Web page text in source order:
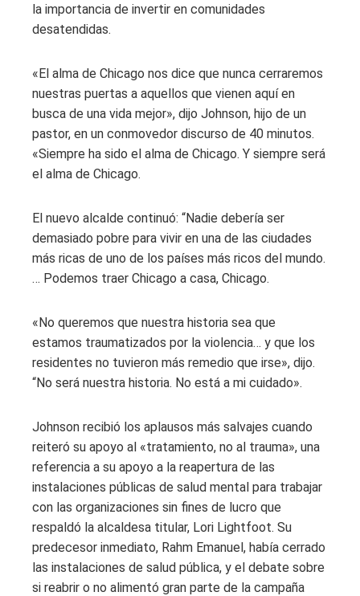
la importancia de invertir en comunidades
desatendidas.
«El alma de Chicago nos dice que nunca cerraremos
nuestras puertas a aquellos que vienen aquí en
busca de una vida mejor», dijo Johnson, hijo de un
pastor, en un conmovedor discurso de 40 minutos.
«Siempre ha sido el alma de Chicago. Y siempre será
el alma de Chicago.
El nuevo alcalde continuó: “Nadie debería ser
demasiado pobre para vivir en una de las ciudades
más ricas de uno de los países más ricos del mundo.
… Podemos traer Chicago a casa, Chicago.
«No queremos que nuestra historia sea que
estamos traumatizados por la violencia… y que los
residentes no tuvieron más remedio que irse», dijo.
“No será nuestra historia. No está a mi cuidado».
Johnson recibió los aplausos más salvajes cuando
reiteró su apoyo al «tratamiento, no al trauma», una
referencia a su apoyo a la reapertura de las
instalaciones públicas de salud mental para trabajar
con las organizaciones sin fines de lucro que
respaldó la alcaldesa titular, Lori Lightfoot. Su
predecesor inmediato, Rahm Emanuel, había cerrado
las instalaciones de salud pública, y el debate sobre
si reabrir o no alimentó gran parte de la campaña